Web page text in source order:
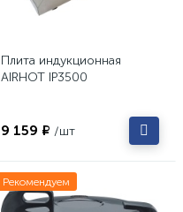
Плита индукционная
AIRHOT IP3500
9 159 ₽ /шт
Рекомендуем